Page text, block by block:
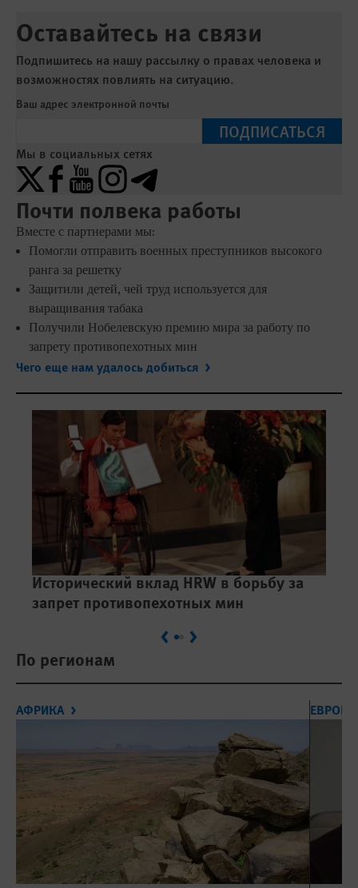
Оставайтесь на связи
Подпишитесь на нашу рассылку о правах человека и
возможностях повлиять на ситуацию.
Ваш адрес электронной почты
ПОДПИСАТЬСЯ
Мы в социальных сетях
X
Facebook
YouTubeInstagramTelegram
Почти полвека работы
Вместе с партнерами мы:
Помогли отправить военных преступников высокого
ранга за решетку
Защитили детей, чей труд используется для
выращивания табака
Получили Нобелевскую премию мира за работу по
запрету противопехотных мин
Чего еще нам удалось добиться
Исторический вклад HRW в борьбу за
запрет противопехотных мин
Previous
Next
По регионам
АФРИКА